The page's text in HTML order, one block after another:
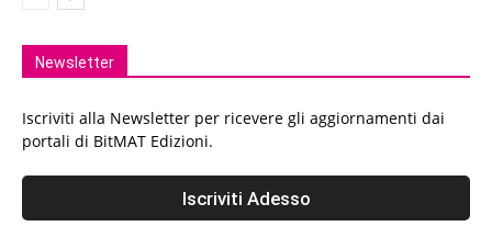
Newsletter
Iscriviti alla Newsletter per ricevere gli aggiornamenti dai
portali di BitMAT Edizioni.